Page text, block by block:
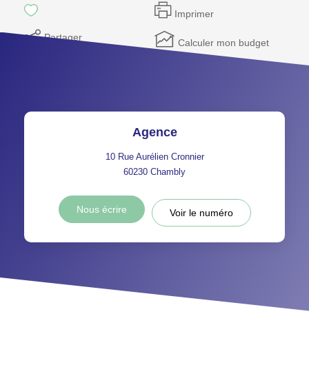
Imprimer
Partager Calculer mon budget
Agence
10 Rue Aurélien Cronnier
60230 Chambly
Nous écrire Voir le numéro